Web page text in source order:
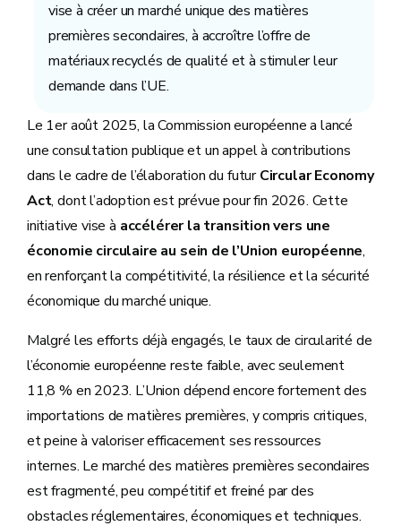
vise à créer un marché unique des matières
premières secondaires, à accroître l’offre de
matériaux recyclés de qualité et à stimuler leur
demande dans l’UE.
Le 1er août 2025, la Commission européenne a lancé
une consultation publique et un appel à contributions
dans le cadre de l’élaboration du futurCircular Economy
Act, dont l’adoption est prévue pour fin 2026. Cette
initiative vise à accélérer la transition vers une
économie circulaire au sein de l’Union européenne,
en renforçant la compétitivité, la résilience et la sécurité
économique du marché unique.
Malgré les efforts déjà engagés, le taux de circularité de
l’économie européenne reste faible, avec seulement
11,8 % en 2023. L’Union dépend encore fortement des
importations de matières premières, y compris critiques,
et peine à valoriser efficacement ses ressources
internes. Le marché des matières premières secondaires
est fragmenté, peu compétitif et freiné par des
obstacles réglementaires, économiques et techniques.